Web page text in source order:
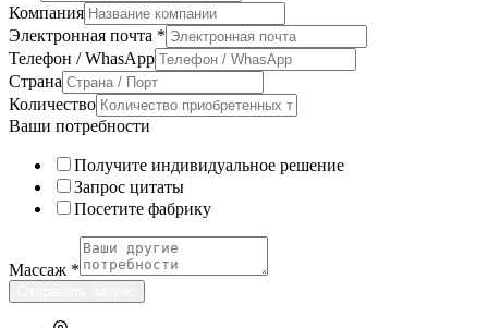
Компания
Электронная почта *
Телефон / WhasApp
Страна
Количество
Ваши потребности
Получите индивидуальное решение
Запрос цитаты
Посетите фабрику
Массаж *